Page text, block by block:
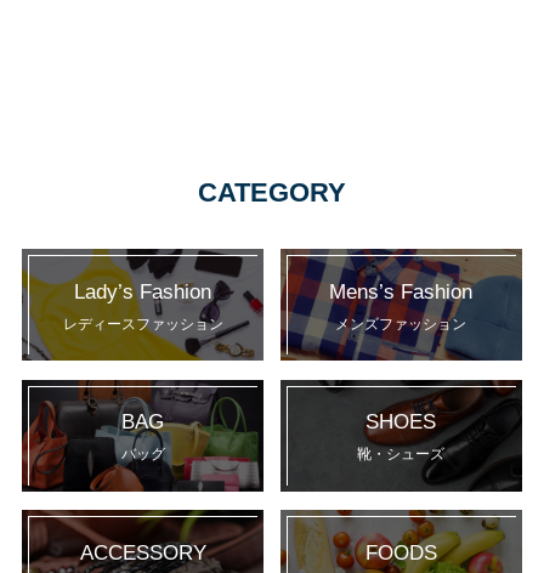
CATEGORY
Lady’s Fashion
レディースファッション
Mens’s Fashion
メンズファッション
BAG
バッグ
SHOES
靴・シューズ
ACCESSORY FOODS